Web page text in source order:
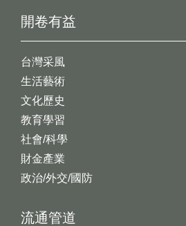
開卷有益
台灣采風
生活藝術
文化歷史
教育學習
社會/科學
財金產業
政治/外交/國防
流通管道